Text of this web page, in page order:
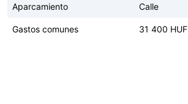
Aparcamiento Calle
Gastos comunes 31 400